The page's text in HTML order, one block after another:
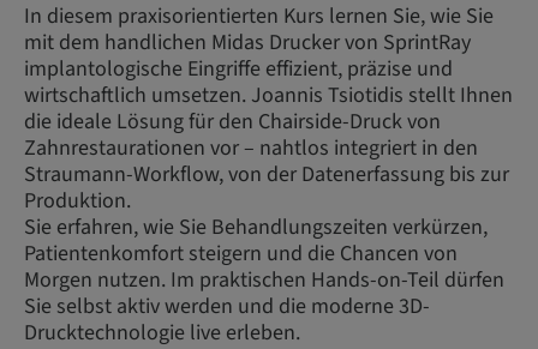
In diesem praxisorientierten Kurs lernen Sie, wie Sie
mit dem handlichen Midas Drucker von SprintRay
implantologische Eingriffe effizient, präzise und
wirtschaftlich umsetzen. Joannis Tsiotidis stellt Ihnen
die ideale Lösung für den Chairside-Druck von
Zahnrestaurationen vor – nahtlos integriert in den
Straumann-Workflow, von der Datenerfassung bis zur
Produktion.
Sie erfahren, wie Sie Behandlungszeiten verkürzen,
Patientenkomfort steigern und die Chancen von
Morgen nutzen. Im praktischen Hands-on-Teil dürfen
Sie selbst aktiv werden und die moderne 3D-
Drucktechnologie live erleben.